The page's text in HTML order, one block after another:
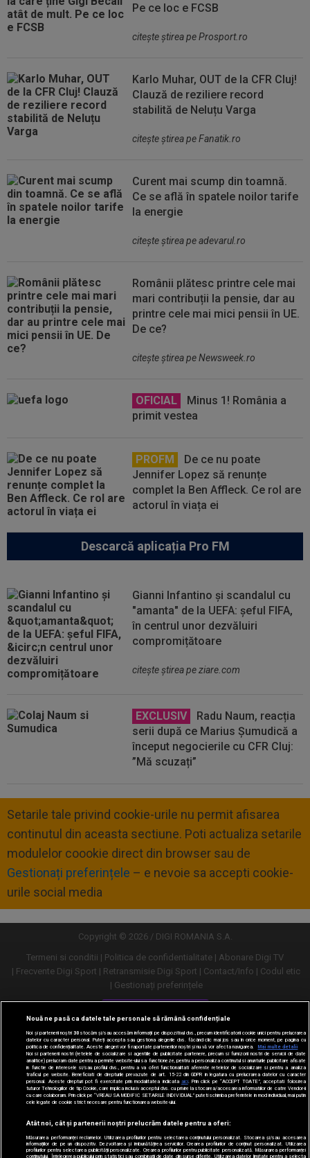
Pe ce loc e FCSB
citeşte ştirea pe Prosport.ro
Karlo Muhar, OUT de la CFR Cluj!
Clauză de reziliere record
stabilită de Neluțu Varga
citeşte ştirea pe Fanatik.ro
Curent mai scump din toamnă.
Ce se află în spatele noilor tarife
la energie
citeşte ştirea pe adevarul.ro
Românii plătesc printre cele mai
mari contribuții la pensie, dar au
printre cele mai mici pensii în UE.
De ce?
citeşte ştirea pe Newsweek.ro
OFICIAL
Minus 1! România a
primit vestea
PROFM
De ce nu poate
Jennifer Lopez să renunțe
complet la Ben Affleck. Ce rol are
actorul în viața ei
Descarcă aplicația Pro FM
Gianni Infantino și scandalul cu
"amanta" de la UEFA: șeful FIFA,
în centrul unor dezvăluiri
compromițătoare
citeşte ştirea pe ziare.com
EXCLUSIV
Radu Naum, reacția
serii după ce Marius Șumudică a
început negocierile cu CFR Cluj:
”Mă scuzați”
Setarile tale privind cookie-urile nu permit afisarea
continutul din aceasta sectiune. Poti actualiza setarile
modulelor coookie direct din browser sau de
Gestionați preferințele – e nevoie sa accepti cookie-
urile social media
Copyright © 2026 / DIGI ROMANIA S.A.
Termeni si conditii
Politica de confidentialitate
Abonare Digi TV
Frecvente Digi Sport
Retransmisie Digi Sport Contact/Info
Codul etic
Gestionați preferințele
Versiune desktop
Nouă ne pasă ca datele tale personale să rămână confidențiale
Noi și partenerii noștri30stocăm și/sau accesăm informații pe dispozitivul dvs., precum identificatorii cookie unici pentru prelucrarea
datelor cu caracter personal. Puteți accepta sau gestiona alegerile dvs. făcând clic mai jos sau în orice moment, pe pagina cu
politica de confidențialitate. Aceste alegeri vor fi raportate partenerilor noștri și nu vă vor afecta navigarea.
Mai multe detalii
Noi si partenerii nostri (retelele de socializare si agentiile de publicitate partenere, precum si furnizorii nostri de servicii de date
analitice) prelucram date pentru a permite website-ului sa functioneze, pentru a personaliza continutul si anunturile publicitare afisate
in functie de interesele si/sau profilul dvs., pentru a va oferi functionalitati aferente retelelor de socializare si pentru a analiza
traficul pe website. Beneficiati de drepturile prevazute de art. 15-22 din GDPR in legatura cu prelucrarea datelor cu caracter
personal. Aceste drepturi pot fi exercitate prin modalitatea indicata aici. Prin click pe “ACCEPT TOATE”, acceptati folosirea
tuturor Tehnologiilor de tip Cookie, care implica inclusiv acceptul dvs. cu privire la stocarea/accesarea informatiilor de catre Vendor-ii
cu care colaboram. Prin click pe “VREAU SA MODIFIC SETARILE INDIVIDUAL” puteti schimba preferintele in mod individual, mai putin
cele legate de cookie strict necesare pentru functionarea website-ului.
Atât noi, cât și partenerii noștri prelucrăm datele pentru a oferi:
Măsurarea performanței reclamelor. Utilizarea profilurilor pentru selectarea conținutului personalizat. Stocarea și/sau accesarea
informațiilor de pe un dispozitiv. Dezvoltarea și îmbunătățirea serviciilor. Crearea profilurilor de conținut personalizat. Utilizarea
profilurilor pentru selectarea publicității personalizate. Crearea profilurilor pentru publicitate personalizată. Măsurarea performanței
conținutului. Înțelegerea publicului prin statistici sau combinații de date din surse diferite. Utilizarea datelor limitate pentru a selecta